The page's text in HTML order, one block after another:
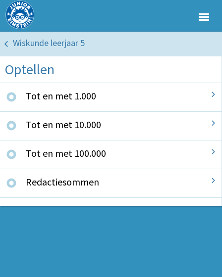
Wiskunde leerjaar 5
Optellen
Tot en met 1.000
Tot en met 10.000
Tot en met 100.000
Redactiesommen